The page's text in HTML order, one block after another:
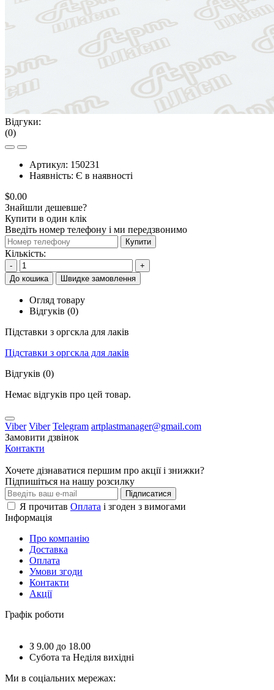
Відгуки:
(0)
Артикул: 150231
Наявність: Є в наявності
$0.00
Знайшли дешевше?
Купити в один клік
Введіть номер телефону і ми передзвонимо
Купити
Кількість:
-
+
До кошика
Швидке замовлення
Огляд товару
Відгуків (0)
Підставки з оргскла для лаків
Підставки з оргскла для лаків
Відгуків (0)
Немає відгуків про цей товар.
Viber Viber Telegram artplastmanager@gmail.com
Замовити дзвінок
Контакти
Хочете дізнаватися першим про акції і знижки?
Підпишіться на нашу розсилку
Підписатися
Я прочитав Оплата і згоден з вимогами
Інформація
Про компанію
Доставка
Оплата
Умови згоди
Контакти
Акції
Графік роботи
З 9.00 до 18.00
Субота та Неділя вихідні
Ми в соціальних мережах: